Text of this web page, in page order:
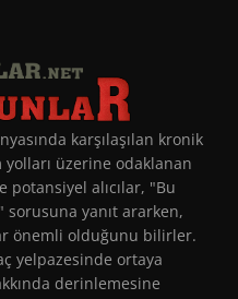
karşılaşılan kronik
üzerine odaklanan
alıcılar, "Bu
sorusuna yanıt ararken,
önemli olduğunu bilirler.
yelpazesinde ortaya
derinlemesine